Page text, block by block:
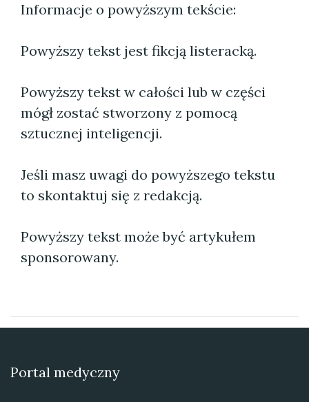
Informacje o powyższym tekście:
Powyższy tekst jest fikcją listeracką.
Powyższy tekst w całości lub w części
mógł zostać stworzony z pomocą
sztucznej inteligencji.
Jeśli masz uwagi do powyższego tekstu
to skontaktuj się z redakcją.
Powyższy tekst może być artykułem
sponsorowany.
Portal medyczny